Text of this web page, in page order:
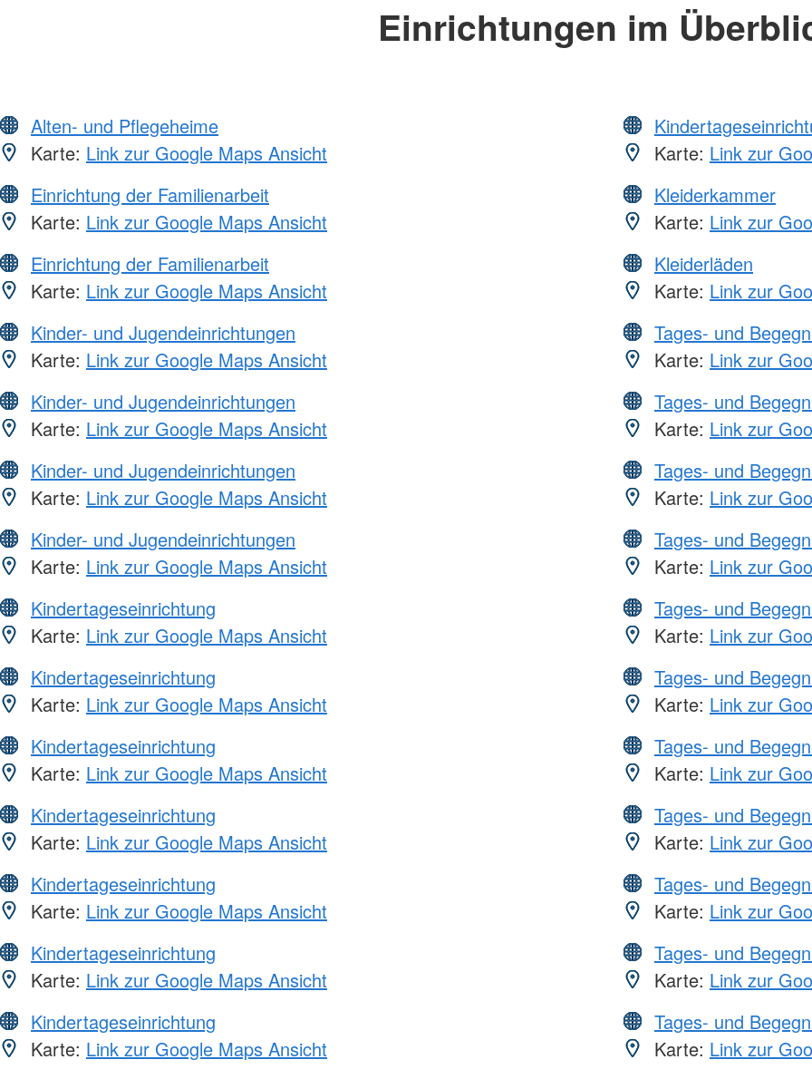
Einrichtungen im
Alten- und Pflegeheime
Karte: Link zur Google Maps Ansicht
Einrichtung der Familienarbeit
Karte: Link zur Google Maps Ansicht
Einrichtung der Familienarbeit
Karte: Link zur Google Maps Ansicht
Kinder- und Jugendeinrichtungen
Karte: Link zur Google Maps Ansicht
Kinder- und Jugendeinrichtungen
Karte: Link zur Google Maps Ansicht
Kinder- und Jugendeinrichtungen
Karte: Link zur Google Maps Ansicht
Kinder- und Jugendeinrichtungen
Karte: Link zur Google Maps Ansicht
Kindertageseinrichtung
Karte: Link zur Google Maps Ansicht
Kindertageseinrichtung
Karte: Link zur Google Maps Ansicht
Kindertageseinrichtung
Karte: Link zur Google Maps Ansicht
Kindertageseinrichtung
Karte: Link zur Google Maps Ansicht
Kindertageseinrichtung
Karte: Link zur Google Maps Ansicht
Kindertageseinrichtung
Karte: Link zur Google Maps Ansicht
Kindertageseinrichtung
Karte: Link zur Google Maps Ansicht
Karte: Link zur
Kleiderkammer
Karte: Link zur
Kleiderläden
Karte: Link zur
Tages- und
Karte: Link zur
Tages- und
Karte: Link zur
Tages- und
Karte: Link zur
Tages- und
Karte: Link zur
Tages- und
Karte: Link zur
Tages- und
Karte: Link zur
Tages- und
Karte: Link zur
Tages- und
Karte: Link zur
Tages- und
Karte: Link zur
Tages- und
Karte: Link zur
Tages- und
Karte: Link zur